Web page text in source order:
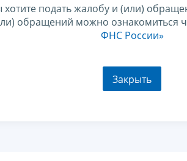
хотите подать жалобу и (или)
обращений можно ознакомиться
ФНС России»
Закрыть